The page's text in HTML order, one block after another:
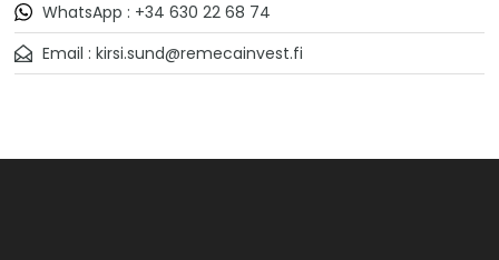
WhatsApp : +34 630 22 68 74
Email : kirsi.sund@remecainvest.fi